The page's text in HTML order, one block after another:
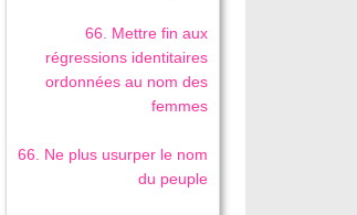
66. Mettre fin aux
régressions identitaires
ordonnées au nom des
femmes
66. Ne plus usurper le nom
du peuple